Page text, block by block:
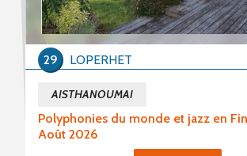
Polyphonies du monde et jazz en
Août 2026
AISTHANOUMAI
LOPERHET
29